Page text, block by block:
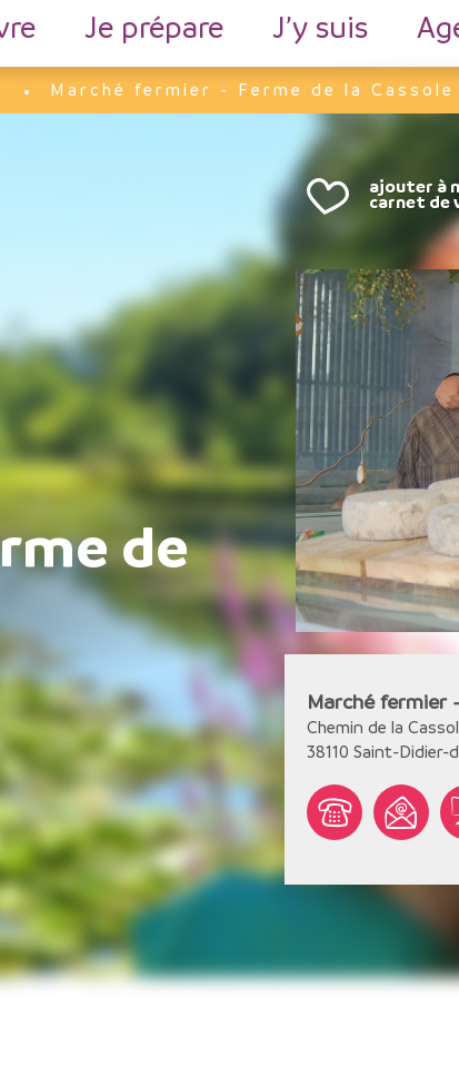
Je prépare J’y suis
Marché fermier - Ferme de la Cassole
de
Marché fermier
Chemin de la
38110 Saint-Didier-